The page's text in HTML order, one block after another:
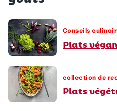
Conseils
Plats
collection de
Plats